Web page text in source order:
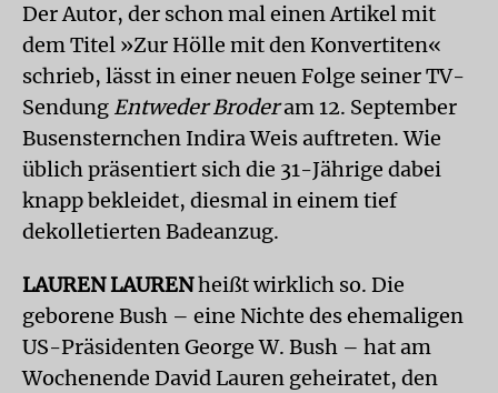
Der Autor, der schon mal einen Artikel mit
dem Titel »Zur Hölle mit den Konvertiten«
schrieb, lässt in einer neuen Folge seiner TV-
Sendung Entweder Broderam 12. September
Busensternchen Indira Weis auftreten. Wie
üblich präsentiert sich die 31-Jährige dabei
knapp bekleidet, diesmal in einem tief
dekolletierten Badeanzug.
LAUREN LAURENheißt wirklich so. Die
geborene Bush – eine Nichte des ehemaligen
US-Präsidenten George W. Bush – hat am
Wochenende David Lauren geheiratet, den